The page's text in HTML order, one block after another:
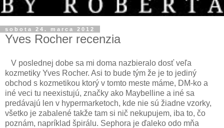
sobota 24. marca 2012
Yves Rocher recenzia
V poslednej dobe sa mi doma nazbieralo dosť veľa
kozmetiky Yves Rocher. Asi to bude tým že je to jediný
obchod s kozmetikou ktorý v tomto meste máme, DM-ko a
iné veci tu neexistujú, značky ako Maybelline a iné sa
predávajú len v hypermarketoch, kde nie sú žiadne vzorky,
všetko je zabalené takže tam si nič nekupujem, iba to, čo
poznám, napríklad špirálu. Sephora je ďaleko odo mňa